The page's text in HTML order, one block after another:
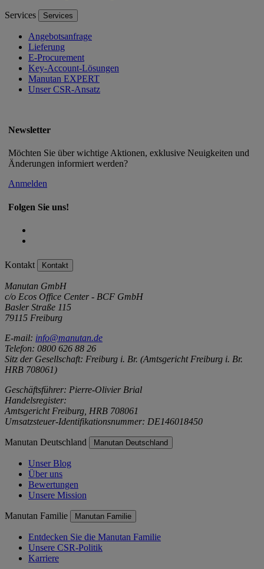
Services Services
Angebotsanfrage
Lieferung
E-Procurement
Key-Account-Lösungen
Manutan EXPERT
Unser CSR-Ansatz
Newsletter
Möchten Sie über wichtige Aktionen, exklusive Neuigkeiten und
Änderungen informiert werden?
Anmelden
Folgen Sie uns!
Kontakt Kontakt
Manutan GmbH
c/o Ecos Office Center - BCF GmbH
Basler Straße 115
79115 Freiburg
E-mail: info@manutan.de
Telefon: 0800 626 88 26
Sitz der Gesellschaft: Freiburg i. Br. (Amtsgericht Freiburg i. Br.
HRB 708061)
Geschäftsführer: Pierre-Olivier Brial
Handelsregister:
Amtsgericht Freiburg, HRB 708061
Umsatzsteuer-Identifikationsnummer: DE146018450
Manutan Deutschland Manutan Deutschland
Unser Blog
Über uns
Bewertungen
Unsere Mission
Manutan Familie Manutan Familie
Entdecken Sie die Manutan Familie
Unsere CSR-Politik
Karriere